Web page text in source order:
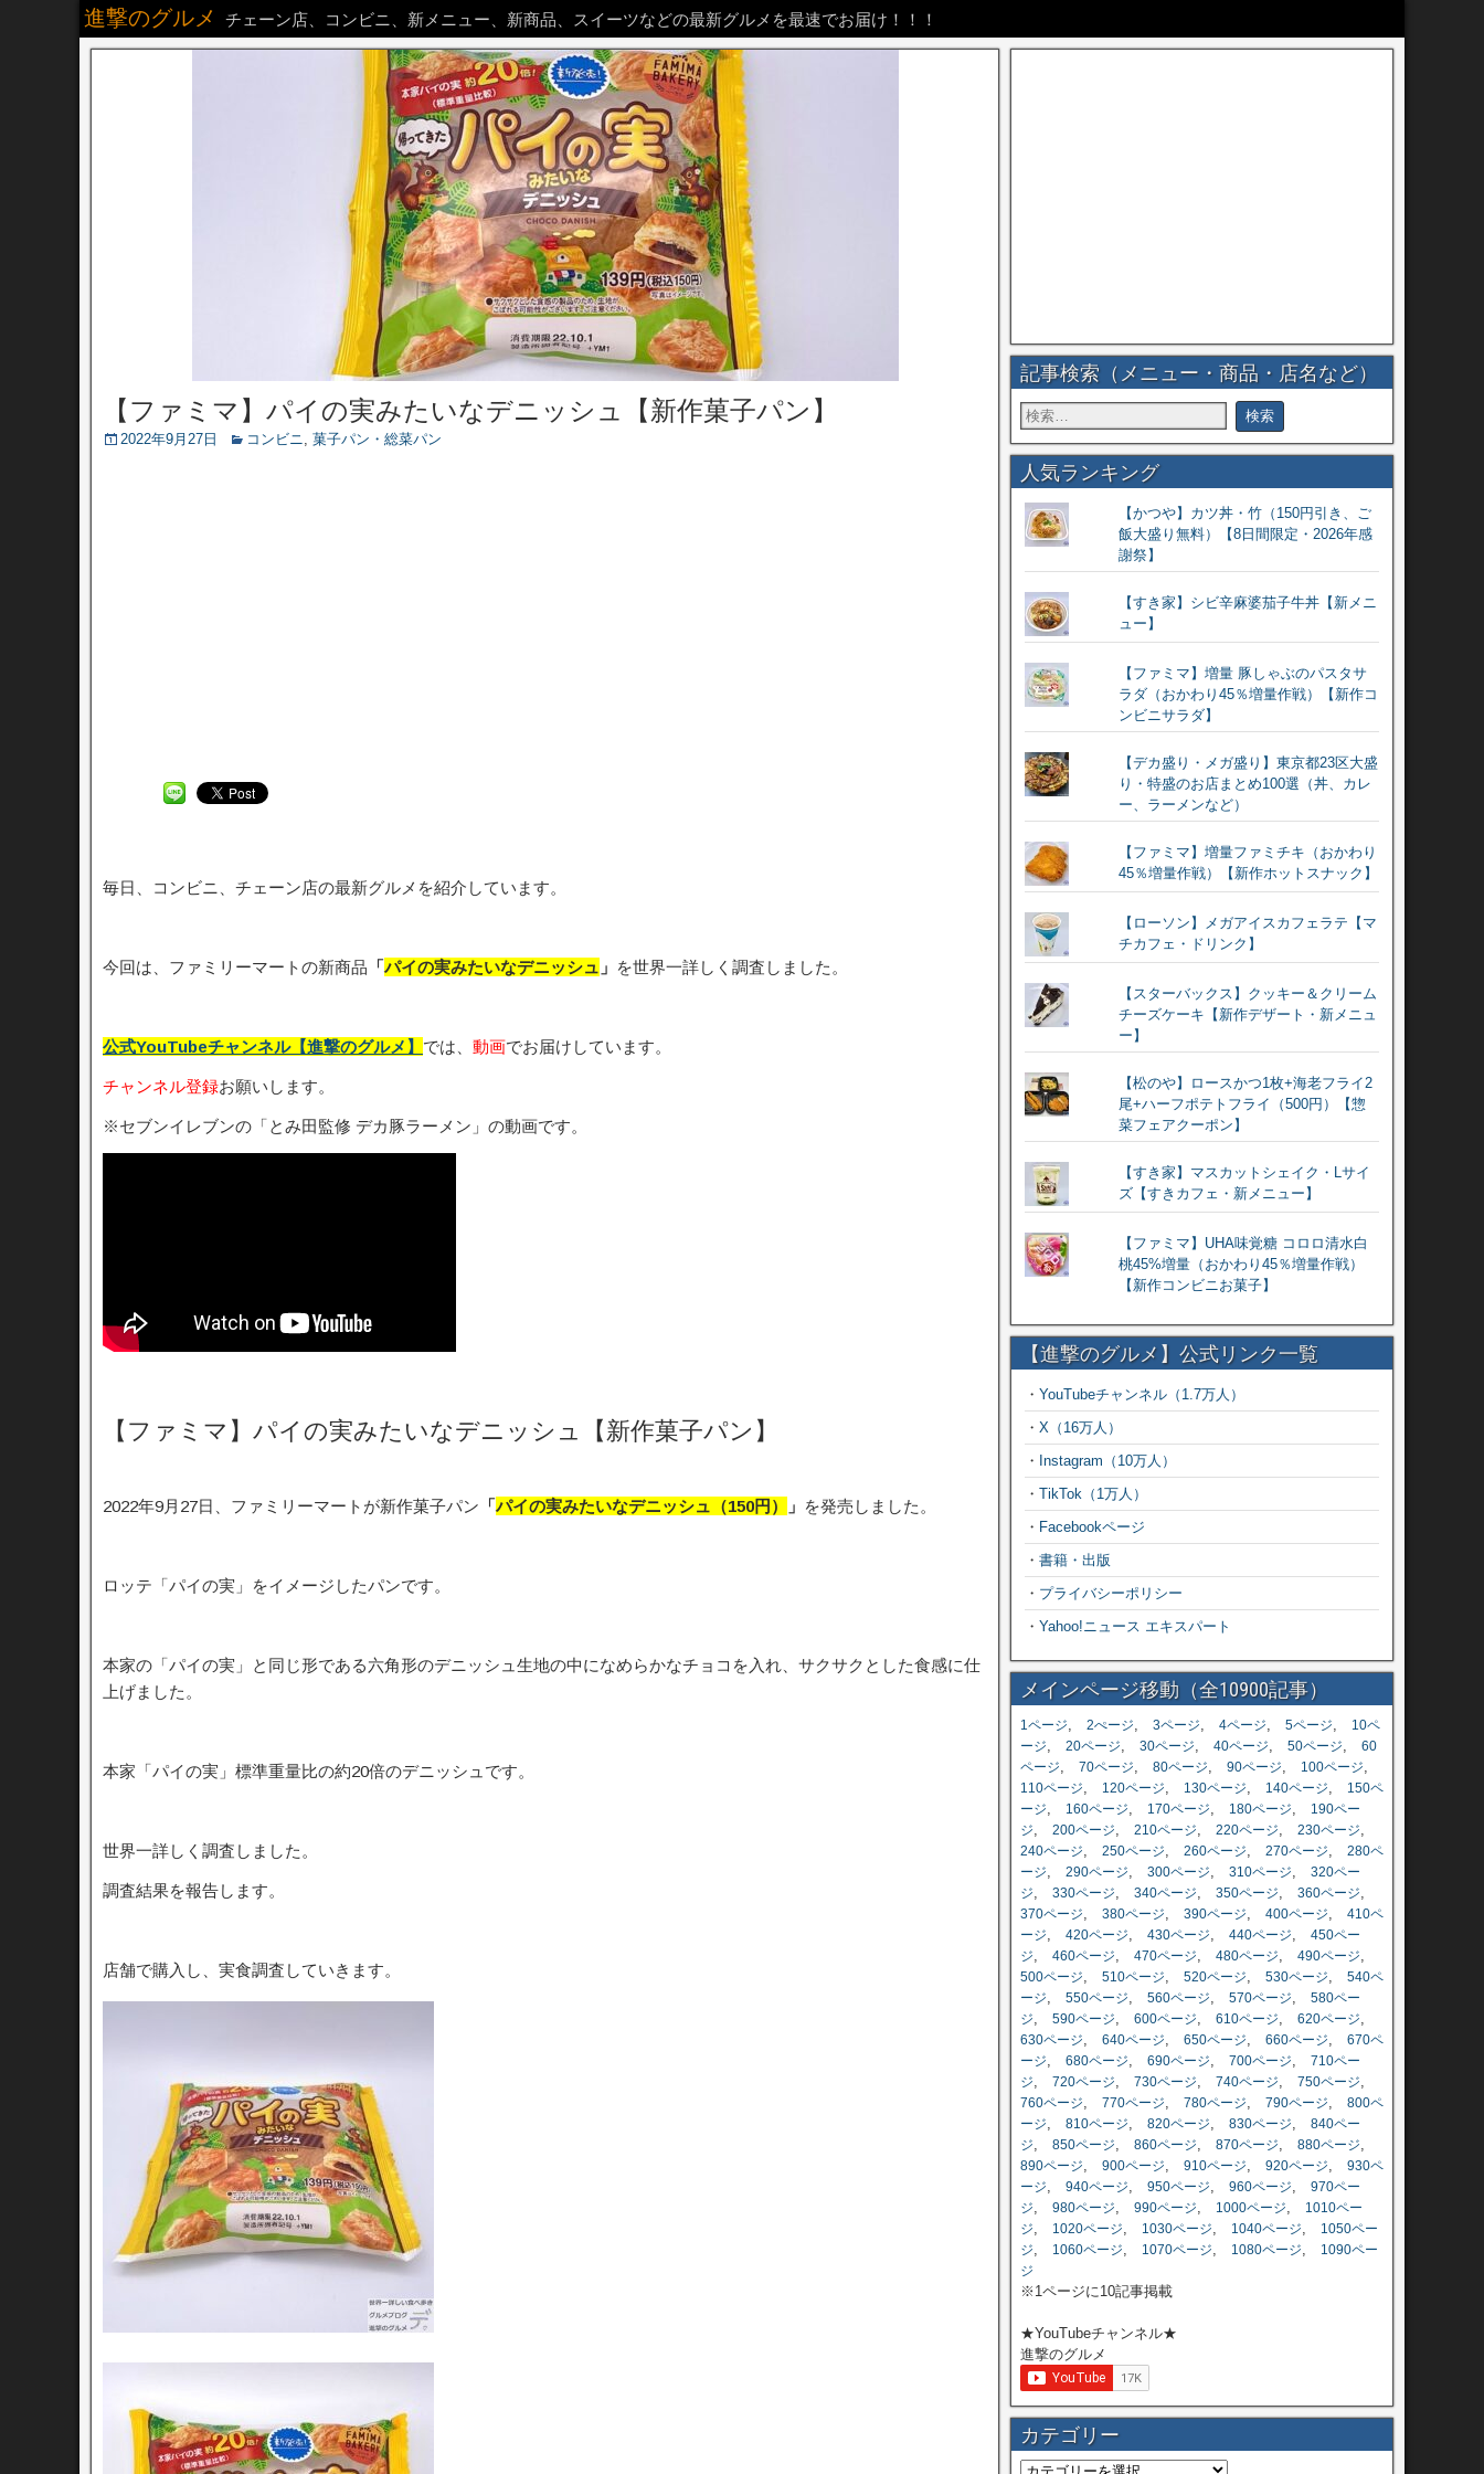
進撃のグルメ チェーン店、コンビニ、新メニュー、新商品、スイーツなどの最新グルメを最速でお届け！！！
【ファミマ】パイの実みたいなデニッシュ【新作菓子パン】
2022年9月27日 コンビニ, 菓子パン・総菜パン
毎日、コンビニ、チェーン店の最新グルメを紹介しています。
今回は、ファミリーマートの新商品 「パイの実みたいなデニッシュ 」 を世界一詳しく調査しました。
公式YouTubeチャンネル【進撃のグルメ】 では、 動画でお届けしています。
チャンネル登録お願いします。
※セブンイレブンの「とみ田監修 デカ豚ラーメン」の動画です。
【ファミマ】パイの実みたいなデニッシュ【新作菓子パン】
2022年9月27日、ファミリーマートが新作菓子パン 「パイの実みたいなデニッシュ （150円） 」 を発売しました。
ロッテ「パイの実」をイメージしたパンです。
本家の「パイの実」と同じ形である六角形のデニッシュ生地の中になめらかなチョコを入れ、サクサクとした食感に仕
上げました。
本家「パイの実」標準重量比の約20倍のデニッシュです。
世界一詳しく調査しました。
調査結果を報告します。
店舗で購入し、実食調査していきます。
記事検索（メニュー・商品・店名など）
人気ランキング
【かつや】カツ丼・竹（150円引き、ご
飯大盛り無料）【8日間限定・2026年感
謝祭】
【すき家】シビ辛麻婆茄子牛丼【新メニ
ュー】
【ファミマ】増量 豚しゃぶのパスタサ
ラダ（おかわり45％増量作戦）【新作コ
ンビニサラダ】
【デカ盛り・メガ盛り】東京都23区大盛
り・特盛のお店まとめ100選（丼、カレ
ー、ラーメンなど）
【ファミマ】増量ファミチキ（おかわり
45％増量作戦）【新作ホットスナック】
【ローソン】メガアイスカフェラテ【マ
チカフェ・ドリンク】
【スターバックス】クッキー＆クリーム
チーズケーキ【新作デザート・新メニュ
ー】
【松のや】ロースかつ1枚+海老フライ2
尾+ハーフポテトフライ（500円）【惣
菜フェアクーポン】
【すき家】マスカットシェイク・Lサイ
ズ【すきカフェ・新メニュー】
【ファミマ】UHA味覚糖 コロロ清水白
桃45%増量（おかわり45％増量作戦）
【新作コンビニお菓子】
【進撃のグルメ】公式リンク一覧
・ YouTubeチャンネル（1.7万人）
・ X（16万人）
・ Instagram（10万人）
・ TikTok（1万人）
・ Facebookページ
・ 書籍・出版
・ プライバシーポリシー
・ Yahoo!ニュース エキスパート
メインページ移動（全10900記事）
1ページ, 2ぺージ, 3ページ, 4ページ, 5ページ,
10ペ
ージ, 20ページ, 30ページ, 40ページ, 50ページ, 60
ページ, 70ページ, 80ページ, 90ページ, 100ページ,
110ページ, 120ページ, 130ページ, 140ページ,
150ペ
ージ, 160ページ, 170ページ, 180ページ,
190ペー
ジ, 200ページ, 210ページ, 220ページ, 230ページ,
240ページ, 250ページ, 260ページ, 270ページ, 280ペ
ージ, 290ページ, 300ページ, 310ページ, 320ペー
ジ, 330ページ, 340ページ, 350ページ, 360ページ,
370ページ, 380ページ, 390ページ, 400ページ, 410ペ
ージ, 420ページ, 430ページ, 440ページ, 450ペー
ジ, 460ページ, 470ページ, 480ページ, 490ページ,
500ページ, 510ページ, 520ページ, 530ページ, 540ペ
ージ, 550ページ, 560ページ, 570ページ, 580ペー
ジ, 590ページ, 600ページ, 610ページ, 620ページ,
630ページ, 640ページ, 650ページ, 660ページ, 670ペ
ージ, 680ページ, 690ページ, 700ページ, 710ペー
ジ, 720ページ, 730ページ, 740ページ, 750ページ,
760ページ, 770ページ, 780ページ, 790ページ, 800ペ
ージ, 810ページ, 820ページ, 830ページ, 840ペー
ジ, 850ページ, 860ページ, 870ページ, 880ページ,
890ページ, 900ページ, 910ページ, 920ページ, 930ペ
ージ, 940ページ, 950ページ, 960ページ, 970ペー
ジ, 980ページ, 990ページ, 1000ページ,
1010ペー
ジ, 1020ページ, 1030ページ, 1040ページ,
1050ペー
ジ, 1060ページ, 1070ページ, 1080ページ,
1090ペー
ジ
※1ページに10記事掲載
★YouTubeチャンネル★
進撃のグルメ
カテゴリー